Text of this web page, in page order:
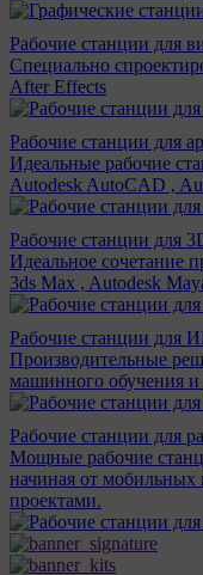
Рабочие станции для
Специально
After Effects
Рабочие станции для
Идеальные рабочие
Autodesk AutoCAD ,
Рабочие станции для
Идеальное сочетание
3ds Max , Autodesk
Рабочие станции для
Производительные
машинного обучения и
Рабочие станции для
Мощные рабочие
начиная от
проектами.